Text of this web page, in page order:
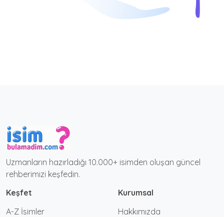
Uzmanların hazırladığı 10.000+ isimden oluşan güncel
rehberimizi keşfedin.
Keşfet
A-Z İsimler
Kurumsal
Hakkımızda